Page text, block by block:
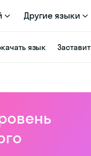
Другие языки
язык